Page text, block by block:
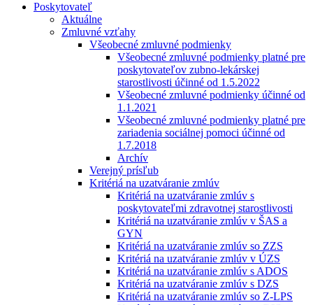
Poskytovateľ
Aktuálne
Zmluvné vzťahy
Všeobecné zmluvné podmienky
Všeobecné zmluvné podmienky platné pre
poskytovateľov zubno-lekárskej
starostlivosti účinné od 1.5.2022
Všeobecné zmluvné podmienky účinné od
1.1.2021
Všeobecné zmluvné podmienky platné pre
zariadenia sociálnej pomoci účinné od
1.7.2018
Archív
Verejný prísľub
Kritériá na uzatváranie zmlúv
Kritériá na uzatváranie zmlúv s
poskytovateľmi zdravotnej starostlivosti
Kritériá na uzatváranie zmlúv v ŠAS a
GYN
Kritériá na uzatváranie zmlúv so ZZS
Kritériá na uzatváranie zmlúv v ÚZS
Kritériá na uzatváranie zmlúv s ADOS
Kritériá na uzatváranie zmlúv s DZS
Kritériá na uzatváranie zmlúv so Z-LPS